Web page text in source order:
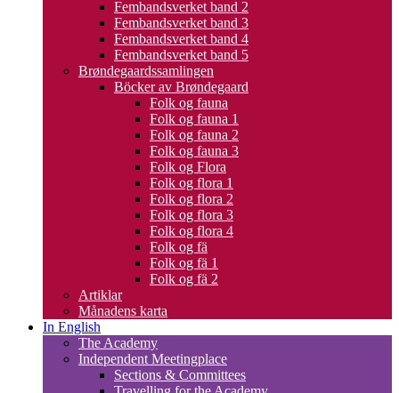
Fembandsverket band 2
Fembandsverket band 3
Fembandsverket band 4
Fembandsverket band 5
Brøndegaardssamlingen
Böcker av Brøndegaard
Folk og fauna
Folk og fauna 1
Folk og fauna 2
Folk og fauna 3
Folk og Flora
Folk og flora 1
Folk og flora 2
Folk og flora 3
Folk og flora 4
Folk og fä
Folk og fä 1
Folk og fä 2
Artiklar
Månadens karta
In English
The Academy
Independent Meetingplace
Sections & Committees